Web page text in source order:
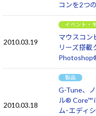
コンを2つ
2010.03.19
イベント・
マウスコ
リーズ搭
2010.03.18
製品
G-Tune、
ル® Core™
ム･エディ